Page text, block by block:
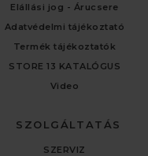
Elállási jog - Árucsere
Adatvédelmi tájékoztató
Termék tájékoztatók
STORE 13 KATALÓGUS
Video
SZOLGÁLTATÁS
SZERVIZ